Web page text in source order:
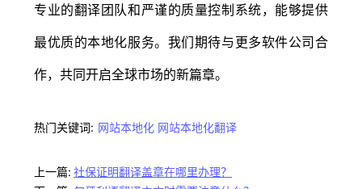
专业的翻译团队和严谨的质量控制系统，能够提供
最优质的本地化服务。我们期待与更多软件公司合
作，共同开启全球市场的新篇章。
热门关键词: 网站本地化 网站本地化翻译
上一篇: 社保证明翻译盖章在哪里办理？